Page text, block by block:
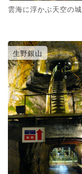
雲海に浮かぶ天空の城
生野銀山